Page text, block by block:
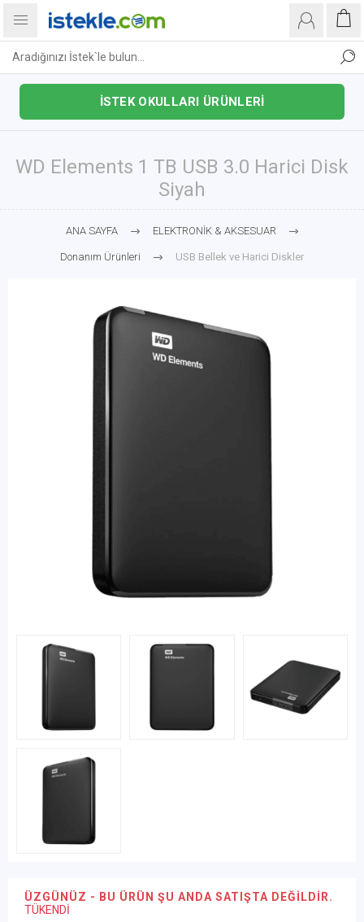
İSTEK OKULLARI ÜRÜNLERİ
WD Elements 1 TB USB 3.0 Harici Disk
Siyah
ANA SAYFA ELEKTRONİK & AKSESUAR
Donanım Ürünleri USB Bellek ve Harici Diskler
ÜZGÜNÜZ - BU ÜRÜN ŞU ANDA SATIŞTA DEĞILDIR.
TÜKENDİ